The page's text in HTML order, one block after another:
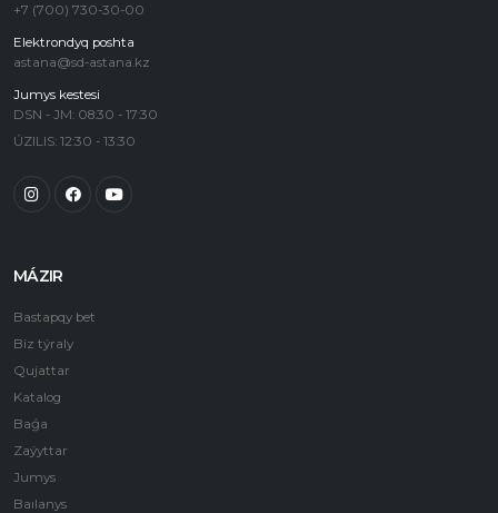
+7 (700) 730-30-00
Elektrondyq poshta
astana@sd-astana.kz
Jumys kestesi
DSN - JM: 08:30 - 17:30
ÚZILIS: 12:30 - 13:30
MÁZIR
Bastapqy bet
Biz týraly
Qujattar
Katalog
Baǵa
Zaýyttar
Jumys
Baılanys